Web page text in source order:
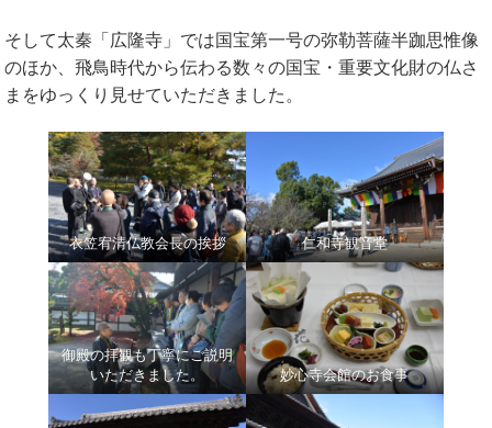
そして太秦「広隆寺」では国宝第一号の弥勒菩薩半跏思惟像
のほか、飛鳥時代から伝わる数々の国宝・重要文化財の仏さ
まをゆっくり見せていただきました。
衣笠宥清仏教会長の挨拶 仁和寺観音堂
御殿の拝観も丁寧にご説明
いただきました。
妙心寺会館のお食事